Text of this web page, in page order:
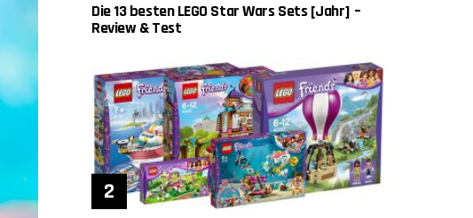
Die 13 besten LEGO Star Wars Sets [Jahr] –
Review & Test